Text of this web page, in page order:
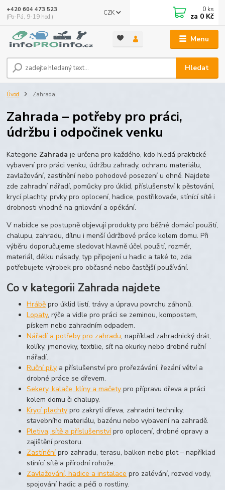
Menu
CZK
Hledat
+420 604 473 523
(Po-Pá, 9-19 hod.)
0 ks
za 0 Kč
Úvod Zahrada
Zahrada – potřeby pro práci,
údržbu i odpočinek venku
Kategorie Zahrada je určena pro každého, kdo hledá praktické
vybavení pro práci venku, údržbu zahrady, ochranu materiálu,
zavlažování, zastínění nebo pohodové posezení u ohně. Najdete
zde zahradní nářadí, pomůcky pro úklid, příslušenství k pěstování,
krycí plachty, prvky pro oplocení, hadice, postřikovače, stínící sítě i
drobnosti vhodné na grilování a opékání.
V nabídce se postupně objevují produkty pro běžné domácí použití,
chalupu, zahradu, dílnu i menší údržbové práce kolem domu. Při
výběru doporučujeme sledovat hlavně účel použití, rozměr,
materiál, délku násady, typ připojení u hadic a také to, zda
potřebujete výrobek pro občasné nebo častější používání.
Co v kategorii Zahrada najdete
Hrábě pro úklid listí, trávy a úpravu povrchu záhonů.
Lopaty, rýče a vidle pro práci se zeminou, kompostem,
pískem nebo zahradním odpadem.
Nářadí a potřeby pro zahradu, například zahradnický drát,
kolíky, jmenovky, textilie, síť na okurky nebo drobné ruční
nářadí.
Ruční pily a příslušenství pro prořezávání, řezání větví a
drobné práce se dřevem.
Sekery, kalače, klíny a mačety pro přípravu dřeva a práci
kolem domu či chalupy.
Krycí plachty pro zakrytí dřeva, zahradní techniky,
stavebního materiálu, bazénu nebo vybavení na zahradě.
Pletiva, sítě a příslušenstvípro oplocení, drobné opravy a
zajištění prostoru.
Zastíněnípro zahradu, terasu, balkon nebo plot – například
stínící sítě a přírodní rohože.
Zavlažování, hadice a instalace pro zalévání, rozvod vody,
spojování hadic a péči o rostliny.